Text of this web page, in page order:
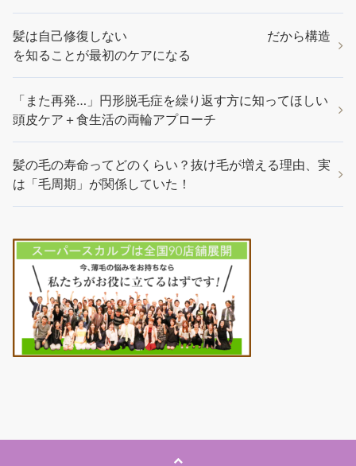
髪は自己修復しない だから構造
を知ることが最初のケアになる
「また再発…」円形脱毛症を繰り返す方に知ってほしい
頭皮ケア＋食生活の両輪アプローチ
髪の毛の寿命ってどのくらい？抜け毛が増える理由、実
は「毛周期」が関係していた！